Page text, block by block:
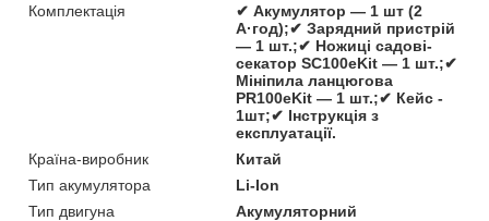
Комплектація
✔ Акумулятор — 1 шт (2
А·год);✔ Зарядний пристрій
— 1 шт.;✔ Ножиці садові-
секатор SC100eKit — 1 шт.;✔
Мініпила ланцюгова
PR100eKit — 1 шт.;✔ Кейс -
1шт;✔ Інструкція з
експлуатації.
Країна-виробник
Китай
Тип акумулятора
Li-Ion
Тип двигуна
Акумуляторний